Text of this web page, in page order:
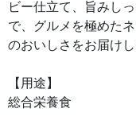
ビー仕立て、旨みし
で、グルメを極めた
のおいしさをお届け
【用途】
総合栄養食